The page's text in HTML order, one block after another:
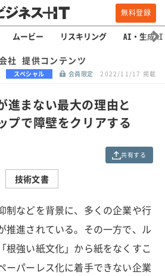
無料登録
ムービー リスキリング AI・生成AI
社 提供コンテンツ
スペシャル 会員限定 2022/11/17 掲載
進まない最大の理由と
プで障壁をクリアする
共有する
技術文書
制などを背景に、多くの企業や行
推進されている。その一方で、ル
根強い紙文化」から紙をなくすこ
ーパーレス化に着手できない企業